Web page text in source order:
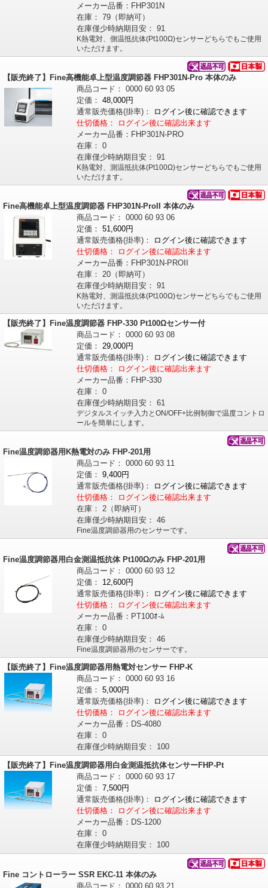
メーカー品番： FHP301N
在庫： 79（即納可）
在庫僅少時納期目安： 91
K熱電対、側温抵抗体(Pt100Ω)センサーどちらでもご使用
いただけます。
【販売終了】Fine高機能卓上型温度調節器 FHP301N-Pro 本体のみ
商品コード： 0000 60 93 05
定価： 48,000円
通常販売価格(掛率)：
ログイン後に確認できます
仕切価格：
ログイン後に確認出来ます
メーカー品番： FHP301N-PRO
在庫： 0
在庫僅少時納期目安： 91
K熱電対、測温抵抗体(Pt100Ω)センサーどちらでもご使用
いただけます。
Fine高機能卓上型温度調節器 FHP301N-ProII 本体のみ
商品コード： 0000 60 93 06
定価： 51,600円
通常販売価格(掛率)：
ログイン後に確認できます
仕切価格：
ログイン後に確認出来ます
メーカー品番： FHP301N-PROII
在庫： 20（即納可）
在庫僅少時納期目安： 91
K熱電対、測温抵抗体(Pt100Ω)センサーどちらでもご使用
いただけます。
【販売終了】Fine温度調節器 FHP-330 Pt100Ωセンサー付
商品コード： 0000 60 93 08
定価： 29,000円
通常販売価格(掛率)：
ログイン後に確認できます
仕切価格：
ログイン後に確認出来ます
メーカー品番： FHP-330
在庫： 0
在庫僅少時納期目安： 61
デジタルスイッチ入力とON/OFF+比例制御で温度コントロ
ールを簡単にします。
Fine温度調節器用K熱電対のみ FHP-201用
商品コード： 0000 60 93 11
定価： 9,400円
通常販売価格(掛率)：
ログイン後に確認できます
仕切価格：
ログイン後に確認出来ます
在庫： 2（即納可）
在庫僅少時納期目安： 46
Fine温度調節器用のセンサーです。
Fine温度調節器用白金測温抵抗体 Pt100Ωのみ FHP-201用
商品コード： 0000 60 93 12
定価：
12,600円
通常販売価格(掛率)：
ログイン後に確認できます
仕切価格：
ログイン後に確認出来ます
メーカー品番： PT100ｵ-ﾑ
在庫： 0
在庫僅少時納期目安： 46
Fine温度調節器用のセンサーです。
【販売終了】Fine温度調節器用熱電対センサー FHP-K
商品コード： 0000 60 93 16
定価： 5,000円
通常販売価格(掛率)：
ログイン後に確認できます
仕切価格：
ログイン後に確認出来ます
メーカー品番： DS-4080
在庫： 0
在庫僅少時納期目安：
100
【販売終了】Fine温度調節器用白金測温抵抗体センサーFHP-Pt
商品コード： 0000 60 93 17
定価： 7,500円
通常販売価格(掛率)：
ログイン後に確認できます
仕切価格：
ログイン後に確認出来ます
メーカー品番： DS-1200
在庫： 0
在庫僅少時納期目安：
100
Fine コントローラー SSR EKC-11 本体のみ
商品コード： 0000 60 93 21